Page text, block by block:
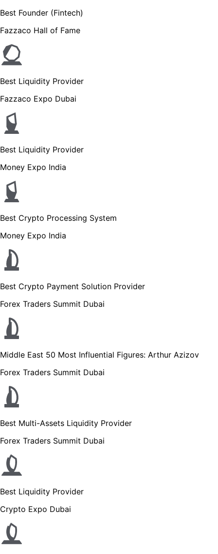
Best Founder (Fintech)
Fazzaco Hall of Fame
Best Liquidity Provider
Fazzaco Expo Dubai
Best Liquidity Provider
Money Expo India
Best Crypto Processing System
Money Expo India
Best Crypto Payment Solution Provider
Forex Traders Summit Dubai
Middle East 50 Most Influential Figures: Arthur Azizov
Forex Traders Summit Dubai
Best Multi-Assets Liquidity Provider
Forex Traders Summit Dubai
Best Liquidity Provider
Crypto Expo Dubai